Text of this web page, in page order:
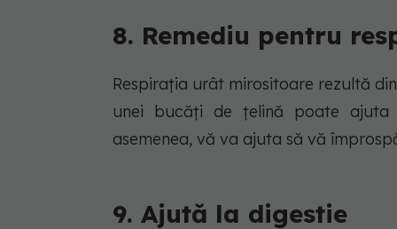
8. Remediu pentru
Respirația urât mirositoare rezultă
unei bucăți de țelină poate ajuta
asemenea, vă va ajuta să vă
9. Ajută la digestie